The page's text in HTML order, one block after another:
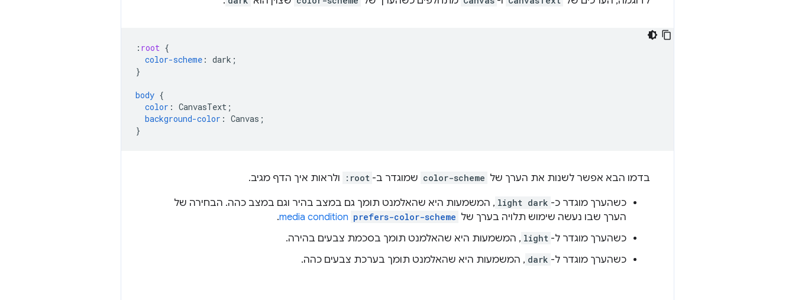
: root {
color-scheme : dark ;
}
body {
color : CanvasText ;
background-color : Canvas ;
}
בדמו הבא אפשר לשנות את הערך של color-scheme שמוגדר ב- :root ולראות איך הדף מגיב.
כשהערך מוגדר כ- light dark , המשמעות היא שהאלמנט תומך גם במצב בהיר וגם במצב כהה. הבחירה של
הערך שבו נעשה שימוש תלויה בערך של prefers-color-scheme
.
כשהערך מוגדר ל- light , המשמעות היא שהאלמנט תומך בסכמת צבעים בהירה.
כשהערך מוגדר ל- dark , המשמעות היא שהאלמנט תומך בערכת צבעים כהה.